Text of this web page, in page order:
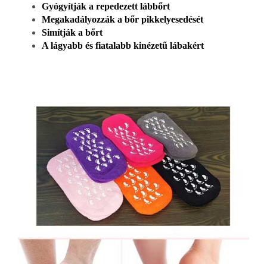
Gyógyítják a repedezett lábbőrt
Megakadályozzák a bőr pikkelyesedését
Simítják a bőrt
A lágyabb és fiatalabb kinézetű lábakért